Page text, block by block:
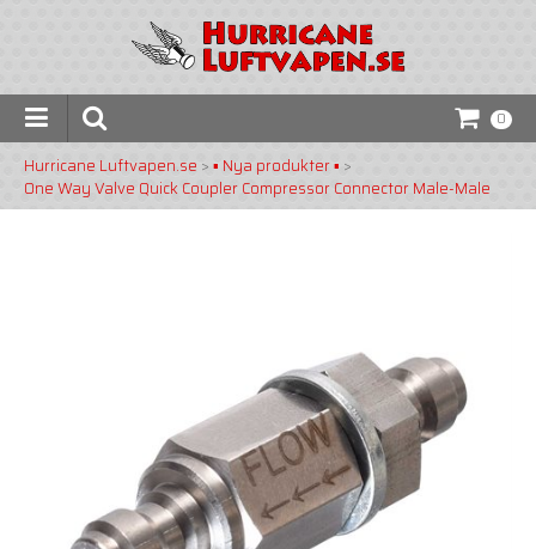
0
Hurricane Luftvapen.se >▪️ Nya produkter ▪️ >
One Way Valve Quick Coupler Compressor Connector Male-Male